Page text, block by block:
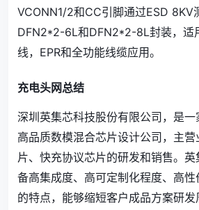
VCONN1/2和CC引脚通过ESD 8KV
DFN2*2-6L和DFN2*2-8L封装，适
线，EPR和全功能线缆应用。
充电头网总结
深圳英集芯科技股份有限公司，是一
高品质数模混合芯片设计公司，主
片、快充协议芯片的研发和销售。
备高集成度、高可定制化程度、高
的特点，能够缩短客户成品方案研